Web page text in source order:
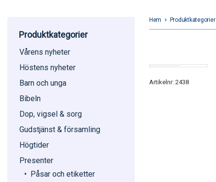
Produktkategorier
Vårens nyheter
Höstens nyheter
Barn och unga
Bibeln
Dop, vigsel & sorg
Gudstjänst & församling
Högtider
Presenter
Påsar och etiketter
Hem keyboard_arrow_right Produktkategorier
Artikelnr: 2438